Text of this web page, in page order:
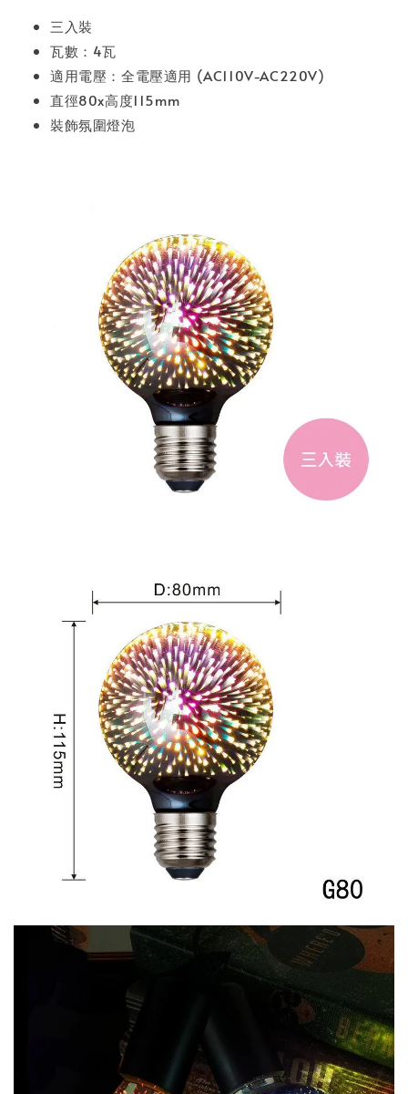
三入裝
瓦數：4瓦
適用電壓：全電壓適用 (AC110V-AC220V)
直徑80x高度115mm
裝飾氛圍燈泡